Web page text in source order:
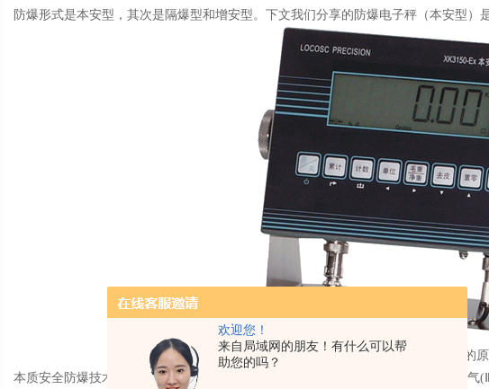
欢迎您！
来自局域网的朋友！有什么可以帮
助您的吗？
防爆形式是本安型，其次是隔爆型和增安型。下文我们分享的防爆电子秤（本安型）
本质安全防爆电子秤技术的
本质安全防爆技术的原理本安防爆技术实际上是一种低功率设计技术。例如对于氢气